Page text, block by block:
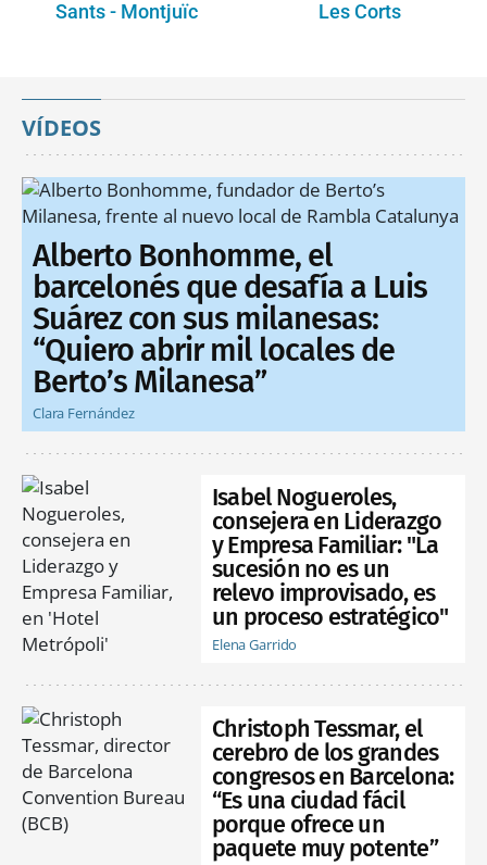
Sants - Montjuïc Les Corts
VÍDEOS
Alberto Bonhomme, el
barcelonés que desafía a Luis
Suárez con sus milanesas:
“Quiero abrir mil locales de
Berto’s Milanesa”
Clara Fernández
Isabel Nogueroles,
consejera en Liderazgo
y Empresa Familiar: "La
sucesión no es un
relevo improvisado, es
un proceso estratégico"
Elena Garrido
Christoph Tessmar, el
cerebro de los grandes
congresos en Barcelona:
“Es una ciudad fácil
porque ofrece un
paquete muy potente”